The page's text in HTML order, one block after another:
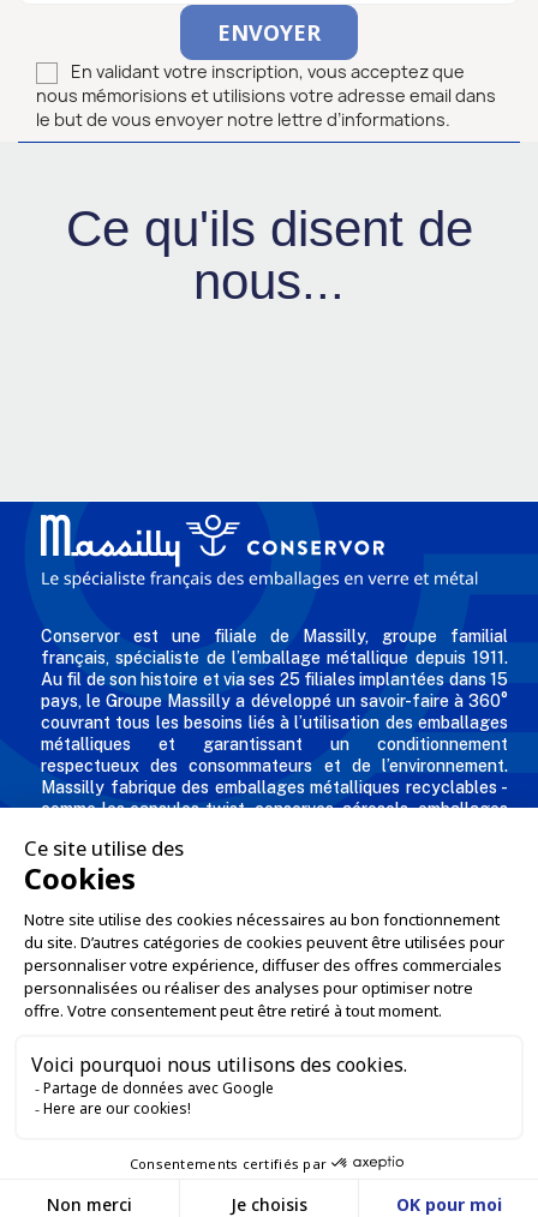
En validant votre inscription, vous acceptez que
nous mémorisions et utilisions votre adresse email dans
le but de vous envoyer notre lettre d’informations.
Ce qu'ils disent de
nous...
Conservor est une filiale de Massilly, groupe familial
français, spécialiste de l’emballage métallique depuis 1911.
Au fil de son histoire et via ses 25 filiales implantées dans 15
pays, le Groupe Massilly a développé un savoir-faire à 360°
couvrant tous les besoins liés à l’utilisation des emballages
métalliques et garantissant un conditionnement
respectueux des consommateurs et de l’environnement.
Massilly fabrique des emballages métalliques recyclables -
comme les capsules twist, conserves, aérosols, emballages
professionnels de l'agro alimentaire et des industries
chimiques et cosmétiques.
L'ENTREPRISE 
NOS OFFRES 
SERVICES VENTE EN LIGNE
GARDONS LE CONTACT